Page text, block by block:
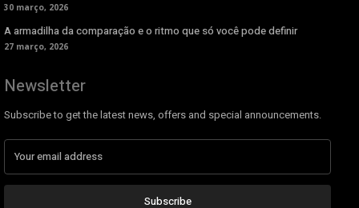
30 março, 2026
A armadilha da comparação e o ritmo que só você pode definir
27 março, 2026
Newsletter
Subscribe to get the latest news, offers and special announcements.
Subscribe